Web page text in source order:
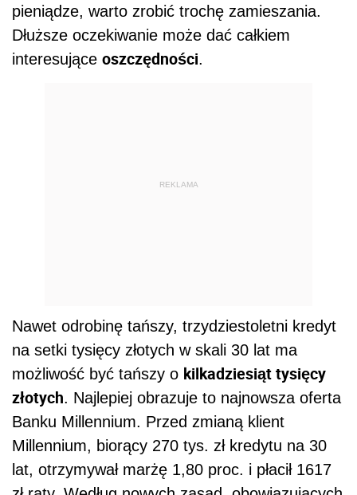
pieniądze, warto zrobić trochę zamieszania.
Dłuższe oczekiwanie może dać całkiem
interesujące oszczędności.
REKLAMA
Nawet odrobinę tańszy, trzydziestoletni kredyt
na setki tysięcy złotych w skali 30 lat ma
możliwość być tańszy o kilkadziesiąt tysięcy
złotych. Najlepiej obrazuje to najnowsza oferta
Banku Millennium. Przed zmianą klient
Millennium, biorący 270 tys. zł kredytu na 30
lat, otrzymywał marżę 1,80 proc. i płacił 1617